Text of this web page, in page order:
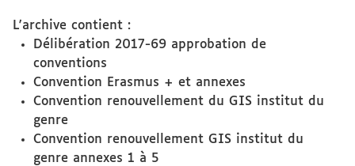
L'archive contient :
Délibération 2017-69 approbation de
conventions
Convention Erasmus + et annexes
Convention renouvellement du GIS institut du
genre
Convention renouvellement GIS institut du
genre annexes 1 à 5